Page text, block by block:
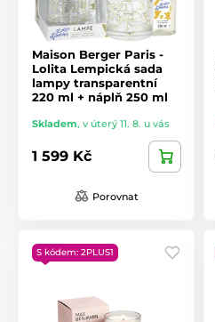
Maison Berger Paris -
Lolita Lempická sada
lampy transparentní
220 ml + náplň 250 ml
Skladem, v úterý 11. 8. u vás
1 599 Kč
Porovnat
S kódem: 2PLUS1